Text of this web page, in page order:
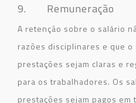
9. Remuneração
A retenção sobre o salário
razões disciplinares e que o
prestações sejam claras e
para os trabalhadores. Os
prestações sejam pagos em